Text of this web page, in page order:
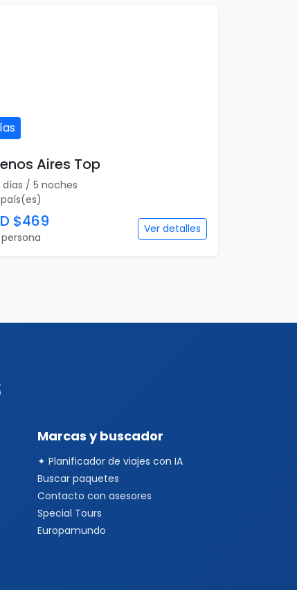
Aires Top
días / 5 noches
país(es)
$469 Ver detalles
Marcas y buscador
✦ Planificador de viajes con IA
Buscar paquetes
Contacto con asesores
Special Tours
Europamundo